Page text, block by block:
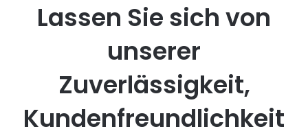
Lassen Sie sich von
unserer
Zuverlässigkeit,
Kundenfreundlichkeit